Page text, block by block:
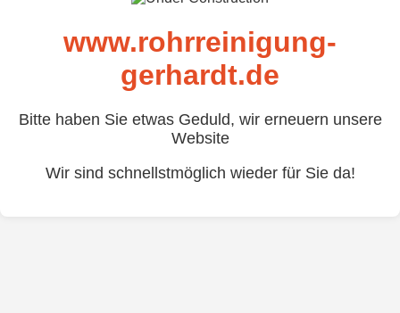
www.rohrreinigung-
gerhardt.de
Bitte haben Sie etwas Geduld, wir erneuern unsere
Website
Wir sind schnellstmöglich wieder für Sie da!